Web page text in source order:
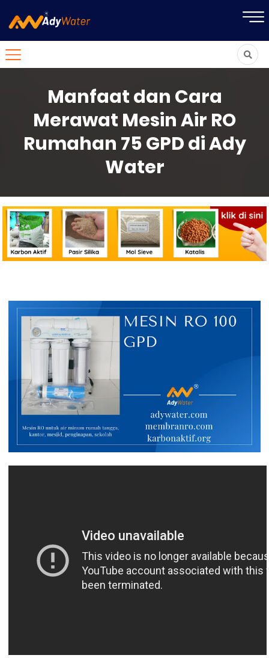
Manfaat dan Cara
Merawat Mesin Air RO
Rumahan 75 GPD di Ady
Water